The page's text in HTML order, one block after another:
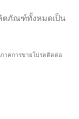
ตภัณฑ์ทั้งหมดเป็น
าคการขายโปรดติดต่อ